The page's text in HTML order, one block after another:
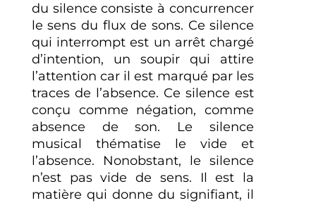
du silence consiste à concurrencer
le sens du flux de sons. Ce silence
qui interrompt est un arrêt chargé
d’intention, un soupir qui attire
l’attention car il est marqué par les
traces de l’absence. Ce silence est
conçu comme négation, comme
absence de son. Le silence
musical thématise le vide et
l’absence. Nonobstant, le silence
n’est pas vide de sens. Il est la
matière qui donne du signifiant, il